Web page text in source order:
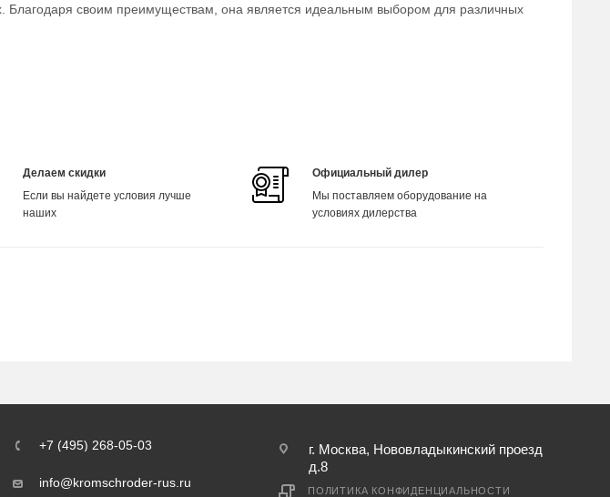
Благодаря своим преимуществам, она является идеальным выбором для различных
Делаем скидки
Если вы найдете условия лучше
наших
Официальный дилер
Мы поставляем оборудование на
условиях дилерства
+7 (495) 268-05-03
info@kromschroder-rus.ru
г. Москва, Нововладыкинский проезд
д.8
ПОЛИТИКА КОНФИДЕНЦИАЛЬНОСТИ